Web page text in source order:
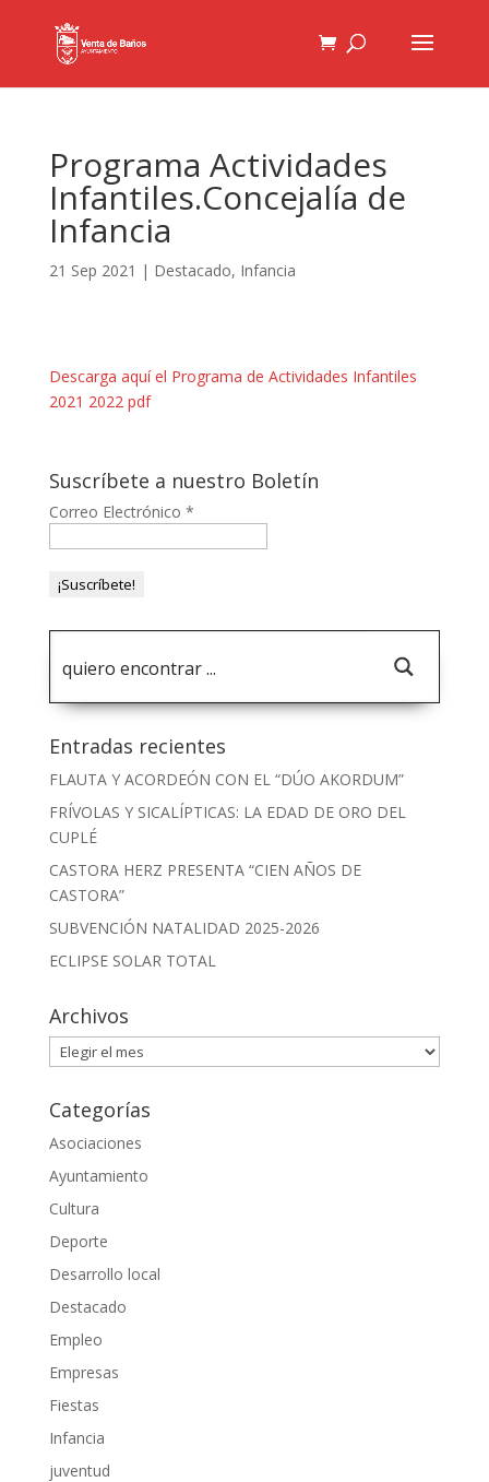
Programa Actividades
Infantiles.Concejalía de
Infancia
21 Sep 2021 | Destacado, Infancia
Descarga aquí el Programa de Actividades Infantiles
2021 2022 pdf
Suscríbete a nuestro Boletín
Correo Electrónico *
Entradas recientes
FLAUTA Y ACORDEÓN CON EL “DÚO AKORDUM”
FRÍVOLAS Y SICALÍPTICAS: LA EDAD DE ORO DEL
CUPLÉ
CASTORA HERZ PRESENTA “CIEN AÑOS DE
CASTORA”
SUBVENCIÓN NATALIDAD 2025-2026
ECLIPSE SOLAR TOTAL
Archivos
Archivos
Categorías
Asociaciones
Ayuntamiento
Cultura
Deporte
Desarrollo local
Destacado
Empleo
Empresas
Fiestas
Infancia
juventud